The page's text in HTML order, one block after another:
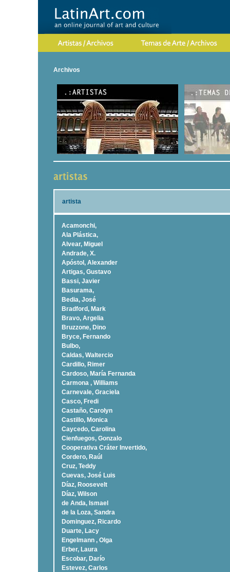
Archivos
artista
Acamonchi,
Ala Plástica,
Alvear, Miguel
Andrade, X.
Apóstol, Alexander
Artigas, Gustavo
Bassi, Javier
Basurama,
Bedia, José
Bradford, Mark
Bravo, Argelia
Bruzzone, Dino
Bryce, Fernando
Bulbo,
Caldas, Waltercio
Cardillo, Rimer
Cardoso, Marí­a Fernanda
Carmona , Williams
Carnevale, Graciela
Casco, Fredi
Castaño, Carolyn
Castillo, Monica
Caycedo, Carolina
Cienfuegos, Gonzalo
Cooperativa Cráter Invertido,
Cordero, Raúl
Cruz, Teddy
Cuevas, José Luis
Díaz, Roosevelt
Dí­az, Wilson
de Anda, Ismael
de la Loza, Sandra
Dominguez, Ricardo
Duarte, Lacy
Engelmann , Olga
Erber, Laura
Escobar, Darío
Estevez, Carlos